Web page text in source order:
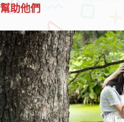
幫助他們